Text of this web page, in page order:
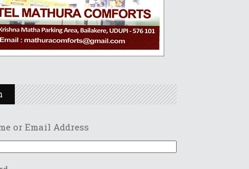
or Email Address